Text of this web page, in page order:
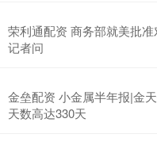
荣利通配资 商务部就美批
记者问
金垒配资 小金属半年报|金
天数高达330天